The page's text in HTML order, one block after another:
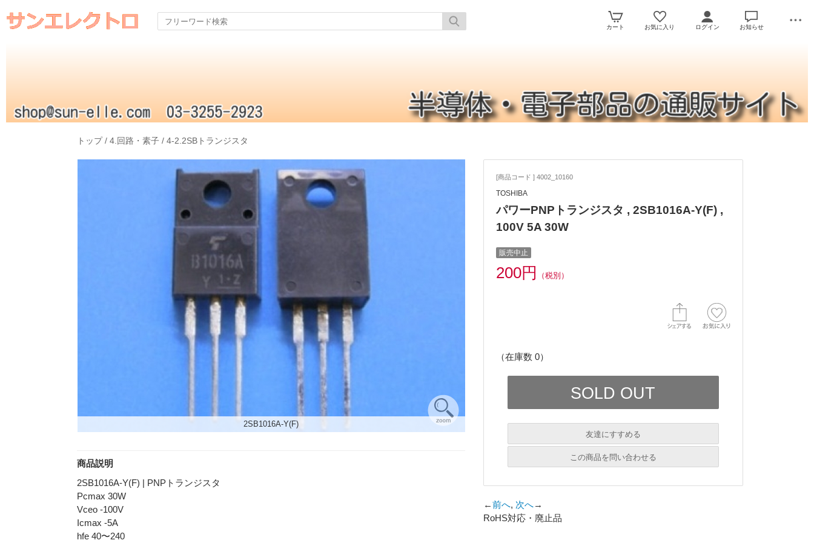
カート お気に入り ログイン お知らせ
トップ/ 4.回路・素子 / 4-2.2SBトランジスタ
2SB1016A-Y(F)
商品説明
2SB1016A-Y(F) | PNPトランジスタ
Pcmax 30W
Vceo -100V
Icmax -5A
hfe 40〜240
[商品コード ] 4002_10160
TOSHIBA
パワーPNPトランジスタ , 2SB1016A-Y(F) ,
100V 5A 30W
販売中止
200円 （税別）
（在庫数 0）
友達にすすめる
必須
この商品を問い合わせる
←前へ, 次へ→
RoHS対応・廃止品